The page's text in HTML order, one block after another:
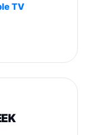
S26 Ultra
S26+ Violet
TV